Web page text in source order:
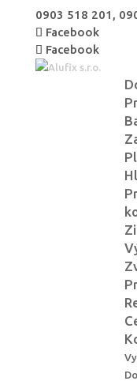
0903 518 201,
Facebook
Facebook